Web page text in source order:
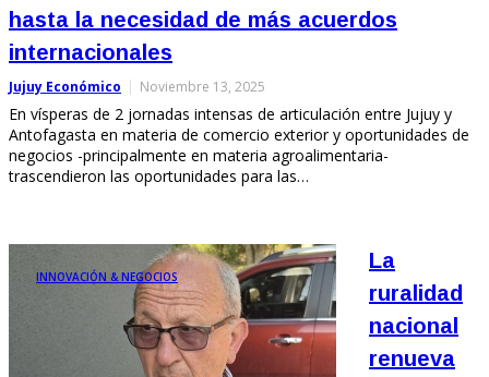
hasta la necesidad de más acuerdos
internacionales
Jujuy Económico Noviembre 13, 2025
En vísperas de 2 jornadas intensas de articulación entre Jujuy y
Antofagasta en materia de comercio exterior y oportunidades de
negocios -principalmente en materia agroalimentaria-
trascendieron las oportunidades para las…
INNOVACIÓN & NEGOCIOS
La
ruralidad
nacional
renueva